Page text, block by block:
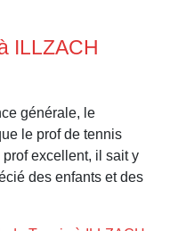
ILLZACH
générale, le
le prof de tennis
excellent, il sait y
des enfants et des